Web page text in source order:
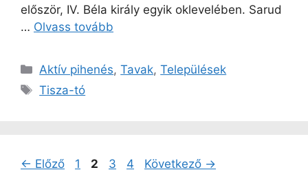
először, IV. Béla király egyik oklevelében. Sarud
… Olvass tovább
Kategória
Aktív pihenés,Tavak,Települések
Címkék
Tisza-tó
← Előző Oldal
1 Oldal
2 Oldal
3 Oldal
4 Következő →